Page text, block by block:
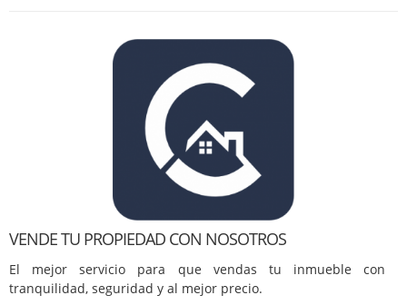
VENDE TU PROPIEDAD CON NOSOTROS
El mejor servicio para que vendas tu inmueble con
tranquilidad, seguridad y al mejor precio.